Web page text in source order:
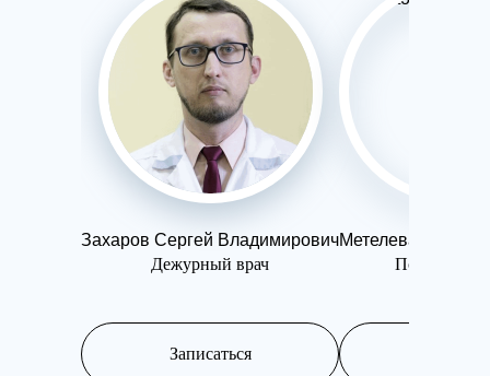
Захаров Сергей Владимирович
Дежурный врач
Записаться
Метелева Ольга